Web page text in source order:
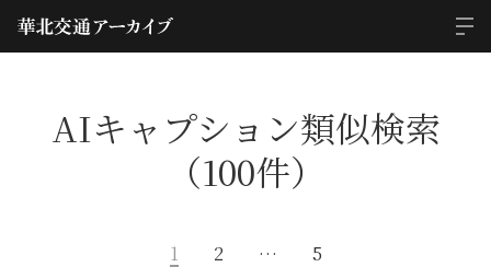
AIキャプション類似検索
（100件）
1 2 … 5